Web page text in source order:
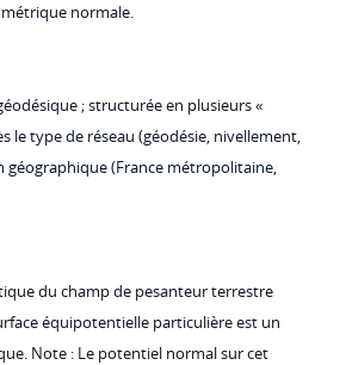
normale.
; structurée en plusieurs «
le type de réseau (géodésie, nivellement,
géographique (France métropolitaine,
du champ de pesanteur terrestre
équipotentielle particulière est un
Note : Le potentiel normal sur cet